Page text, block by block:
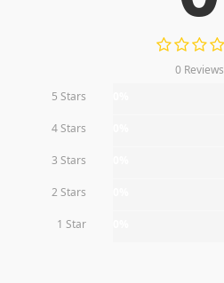
0 Reviews
5 Stars
4 Stars
3 Stars
2 Stars
1 Star